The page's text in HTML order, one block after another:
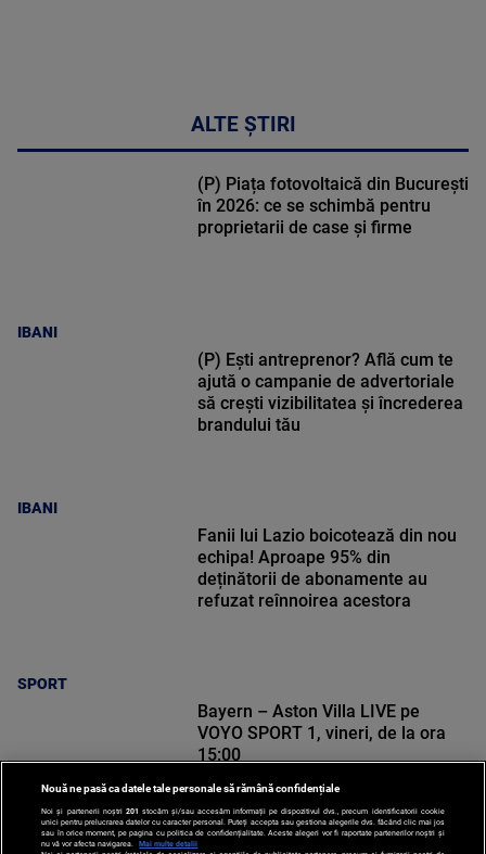
ALTE ȘTIRI
IBANI
(P) Piața fotovoltaică din București
în 2026: ce se schimbă pentru
proprietarii de case și firme
IBANI
(P) Ești antreprenor? Află cum te
ajută o campanie de advertoriale
să crești vizibilitatea și încrederea
brandului tău
SPORT
Fanii lui Lazio boicotează din nou
echipa! Aproape 95% din
deținătorii de abonamente au
refuzat reînnoirea acestora
Bayern – Aston Villa LIVE pe
VOYO SPORT 1, vineri, de la ora
15:00
Nouă ne pasă ca datele tale personale să rămână confidențiale
Noi și partenerii noștri 201 stocăm și/sau accesăm informații pe dispozitivul dvs., precum identificatorii cookie
unici pentru prelucrarea datelor cu caracter personal. Puteți accepta sau gestiona alegerile dvs. făcând clic mai jos
sau în orice moment, pe pagina cu politica de confidențialitate. Aceste alegeri vor fi raportate partenerilor noștri și
nu vă vor afecta navigarea.
Mai multe detalii